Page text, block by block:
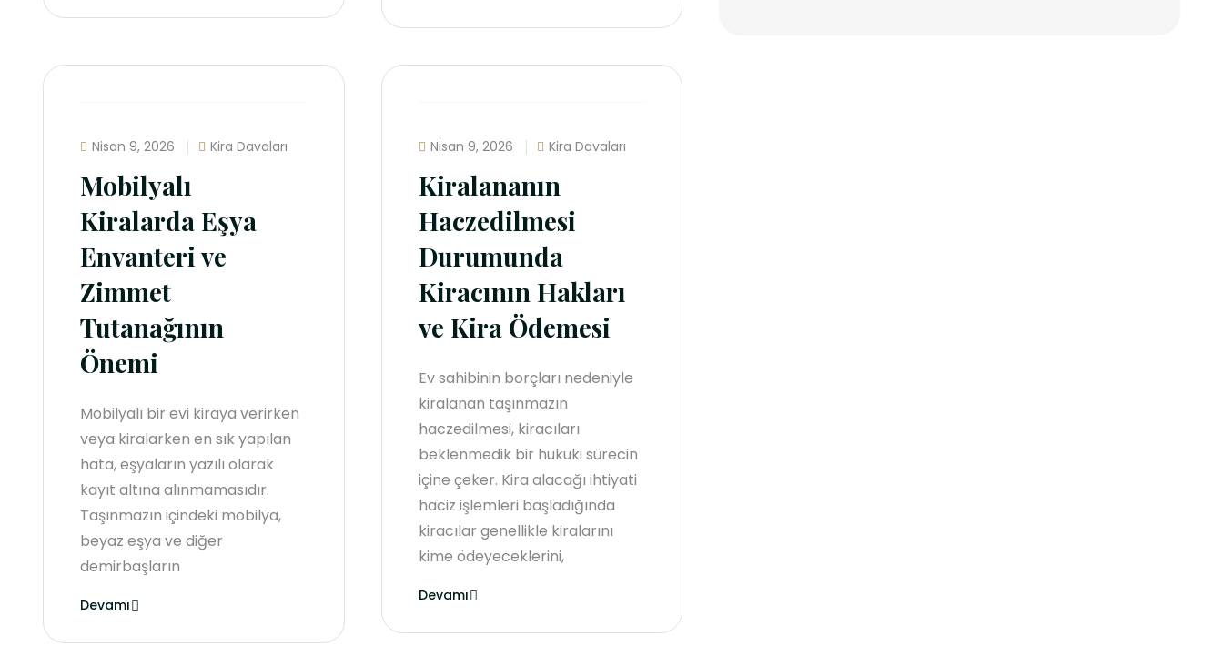
Nisan 9, 2026 Kira Davaları
Mobilyalı
Kiralarda Eşya
Envanteri ve
Zimmet
Tutanağının
Önemi
Mobilyalı bir evi kiraya verirken
veya kiralarken en sık yapılan
hata, eşyaların yazılı olarak
kayıt altına alınmamasıdır.
Taşınmazın içindeki mobilya,
beyaz eşya ve diğer
demirbaşların
Devamı
Nisan 9, 2026 Kira Davaları
Kiralananın
Haczedilmesi
Durumunda
Kiracının Hakları
ve Kira Ödemesi
Ev sahibinin borçları nedeniyle
kiralanan taşınmazın
haczedilmesi, kiracıları
beklenmedik bir hukuki sürecin
içine çeker. Kira alacağı ihtiyati
haciz işlemleri başladığında
kiracılar genellikle kiralarını
kime ödeyeceklerini,
Devamı